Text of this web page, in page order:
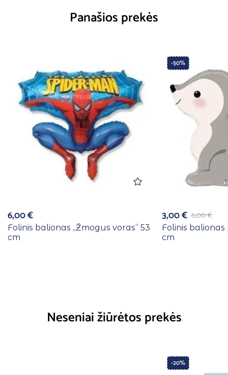
Panašios prekės
6,00€
Folinis balionas ,,Žmogus voras” 53
cm
-50%
6,00€
3,00€
Folinis balionas
cm
Neseniai žiūrėtos prekės
-20%